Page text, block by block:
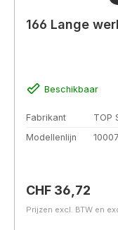
166 Lange
Beschikbaar
Fabrikant
TOP
Modellenlijn
Normale prijs:
CHF 36,72
Prijzen excl. BTW en